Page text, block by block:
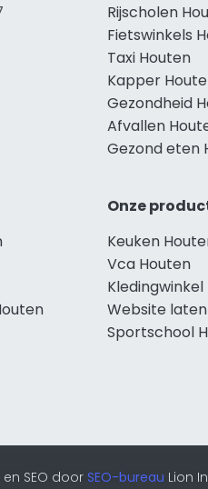
Rijscholen
Fietswinkels
Taxi Houten
Kapper
Gezondheid
Afvallen
Gezond eten
Onze
Keuken
Vca Houten
Website
Sportschool
SEO door SEO-bureau Lion